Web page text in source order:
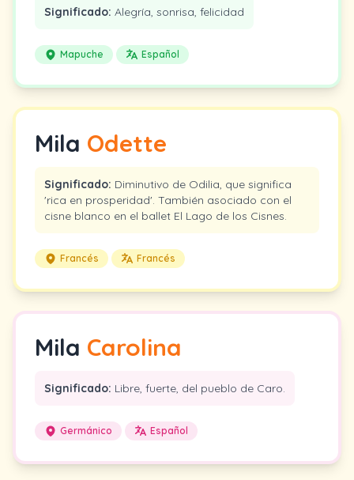
Significado: Alegría, sonrisa, felicidad
Mapuche Español
Mila Odette
Significado: Diminutivo de Odilia, que significa
'rica en prosperidad'. También asociado con el
cisne blanco en el ballet El Lago de los Cisnes.
Francés Francés
Mila Carolina
Significado: Libre, fuerte, del pueblo de Caro.
Germánico Español